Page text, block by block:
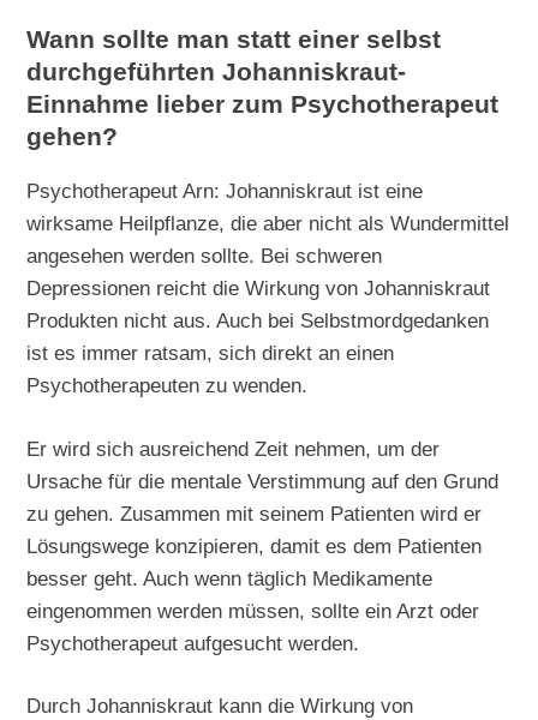
Wann sollte man statt einer selbst
durchgeführten Johanniskraut-
Einnahme lieber zum Psychotherapeut
gehen?
Psychotherapeut Arn: Johanniskraut ist eine
wirksame Heilpflanze, die aber nicht als Wundermittel
angesehen werden sollte. Bei schweren
Depressionen reicht die Wirkung von Johanniskraut
Produkten nicht aus. Auch bei Selbstmordgedanken
ist es immer ratsam, sich direkt an einen
Psychotherapeuten zu wenden.
Er wird sich ausreichend Zeit nehmen, um der
Ursache für die mentale Verstimmung auf den Grund
zu gehen. Zusammen mit seinem Patienten wird er
Lösungswege konzipieren, damit es dem Patienten
besser geht. Auch wenn täglich Medikamente
eingenommen werden müssen, sollte ein Arzt oder
Psychotherapeut aufgesucht werden.
Durch Johanniskraut kann die Wirkung von